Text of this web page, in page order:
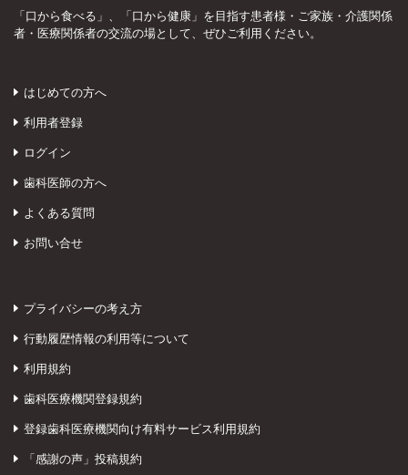
「口から食べる」、「口から健康」を目指す患者様・ご家族・介護関係
者・医療関係者の交流の場として、ぜひご利用ください。
はじめての方へ
利用者登録
ログイン
歯科医師の方へ
よくある質問
お問い合せ
プライバシーの考え方
行動履歴情報の利用等について
利用規約
歯科医療機関登録規約
登録歯科医療機関向け有料サービス利用規約
「感謝の声」投稿規約